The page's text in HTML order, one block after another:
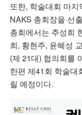
또한, 학술대회 마
NAKS 총회장을 선
총회에서는 추성희
희, 황현주, 윤혜성
(제 21대) 협의회를
한편 제41회 학술대
릴 예정이다.